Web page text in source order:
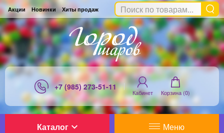
Акции Новинки Хиты продаж
+7 (985) 273-51-11
Кабинет Корзина (0)
Каталог Меню